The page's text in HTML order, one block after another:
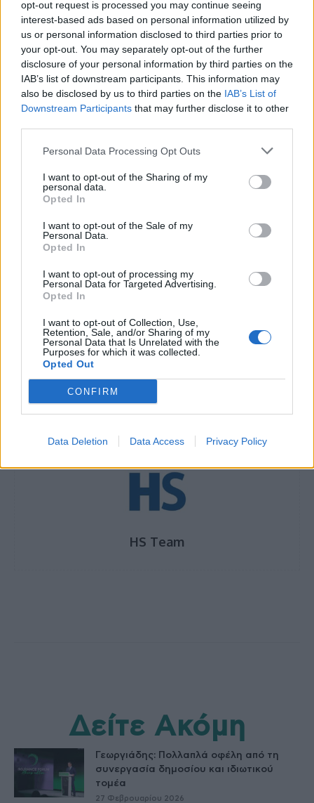
opt-out request is processed you may continue seeing
interest-based ads based on personal information utilized by
us or personal information disclosed to third parties prior to
your opt-out. You may separately opt-out of the further
disclosure of your personal information by third parties on the
IAB’s list of downstream participants. This information may
also be disclosed by us to third parties on the IAB’s List of
Downstream Participants that may further disclose it to other
Personal Data Processing Opt Outs
I want to opt-out of the Sharing of my
personal data.
Opted In
I want to opt-out of the Sale of my
Personal Data.
Opted In
I want to opt-out of processing my
Personal Data for Targeted Advertising.
Opted In
I want to opt-out of Collection, Use,
Retention, Sale, and/or Sharing of my
Personal Data that Is Unrelated with the
Purposes for which it was collected.
Opted Out
CONFIRM
Data Deletion Data Access Privacy Policy
εκσυγχρονίζονται, ώστε οι κάτοικοι και οι
επισκέπτες αυτών των περιοχών να
λαμβάνουν ουσιαστική φροντίδα και
περίθαλψη. Με υψηλή τεχνογνωσία, εμπειρία
και αξιοπιστία, η Μονάδα Συμβάσεων
Στρατηγικής Σημασίας του ΤΑΙΠΕΔ συνεχίζει
ειδικά στα ελληνικά νησιά και την
Περιφέρεια».
Διαβάστε επίσης
Ενεργειακή αναβάθμιση και ανακαίνιση 3
Νοσοκομείων και 26 Κέντρων Υγείας
Μασκ για δημογραφικό/υπογεννητικότητα –
Τα ανησυχητικά στοιχεία
TAGS ενεργειακή αναβάθμιση νοσοκομείων υπουργείο Υγείας
HS Team
Δείτε Ακόμη
Γεωργιάδης: Πολλαπλά οφέλη από τη
συνεργασία δημοσίου και ιδιωτικού
τομέα
27 Φεβρουαρίου 2026